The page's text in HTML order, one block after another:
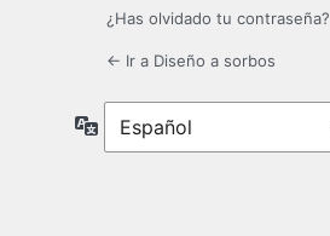
¿Has olvidado tu contraseña?
← Ir a Diseño a sorbos
Idioma